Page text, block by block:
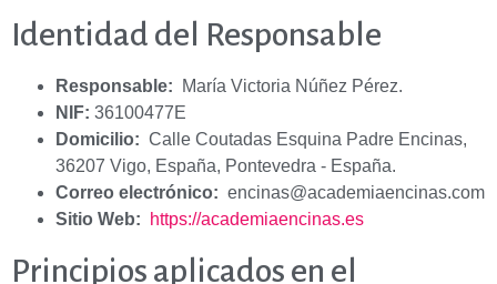
Identidad del Responsable
Responsable: María Victoria Núñez Pérez.
NIF: 36100477E
Domicilio: Calle Coutadas Esquina Padre Encinas,
36207 Vigo, España, Pontevedra - España.
Correo electrónico: encinas@academiaencinas.com
Sitio Web:
https://academiaencinas.es
Principios aplicados en el